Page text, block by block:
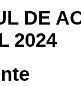
DE
2024